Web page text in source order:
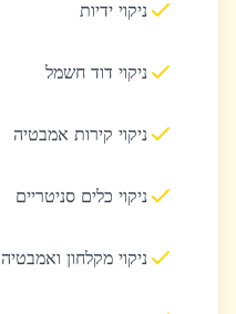
ניקוי ידיות
ניקוי דוד חשמל
ניקוי קירות אמבטיה
ניקוי כלים סניטריים
ניקוי מקלחון ואמבטיה